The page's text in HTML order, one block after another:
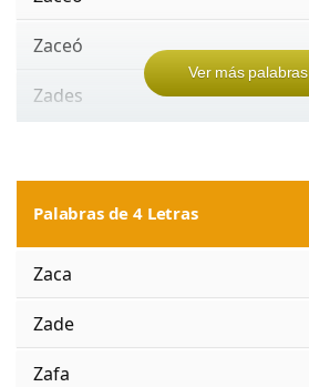
Zaceó
Zades
Ver más palabras
Palabras de 4 Letras
Zaca
Zade
Zafa